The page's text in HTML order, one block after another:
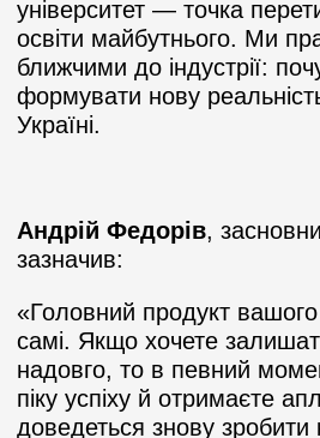
університет — точка
освіти майбутнього. Ми
ближчими до індустрії:
формувати нову
Україні.
Андрій Федорів,
зазначив:
«Головний продукт
самі. Якщо хочете
надовго, то в певний
піку успіху й отримаєте
доведеться знову зробити